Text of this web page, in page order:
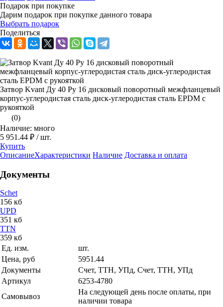
Подарок при покупке
Дарим подарок при покупке данного товара
Выбрать подарок
Поделиться
Затвор Kvant Ду 40 Ру 16 дисковый поворотный межфланцевый
корпус-углеродистая сталь диск-углеродистая сталь EPDM с
рукояткой
(0)
Наличие: много
5 951.44 ₽ / шт.
Купить
ОписаниеХарактеристики Наличие Доставка и оплата
Документы
Schet
156 кб
UPD
351 кб
TTN
359 кб
Ед. изм.
шт.
Цена, руб
5951.44
Документы
Счет, ТТН, УПд, Счет, ТТН, УПд
Артикул
6253-4780
Самовывоз
На следующей день после оплаты, при
наличии товара